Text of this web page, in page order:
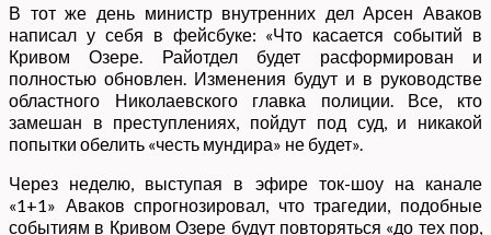
В тот же день министр внутренних дел Арсен Аваков
написал у себя в фейсбуке: «Что касается событий в
Кривом Озере. Райотдел будет расформирован и
полностью обновлен. Изменения будут и в руководстве
областного Николаевского главка полиции. Все, кто
замешан в преступлениях, пойдут под суд, и никакой
попытки обелить «честь мундира» не будет».
Через неделю, выступая в эфире ток-шоу на канале
«1+1» Аваков спрогнозировал, что трагедии, подобные
событиям в Кривом Озере будут повторяться «до тех пор,